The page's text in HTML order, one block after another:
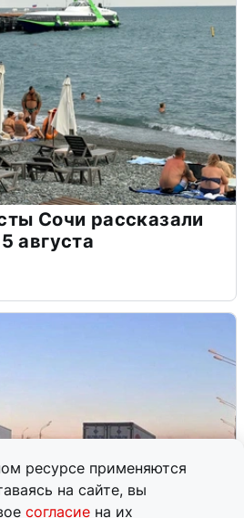
ресурсе применяются
на сайте, вы
согласие на их
Сочи рассказали
августа